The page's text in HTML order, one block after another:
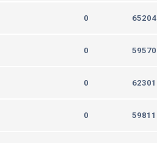
0 65204
0 59570
0 62301
0 59811